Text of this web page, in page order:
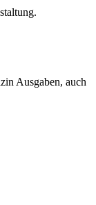
Ausgaben, auch